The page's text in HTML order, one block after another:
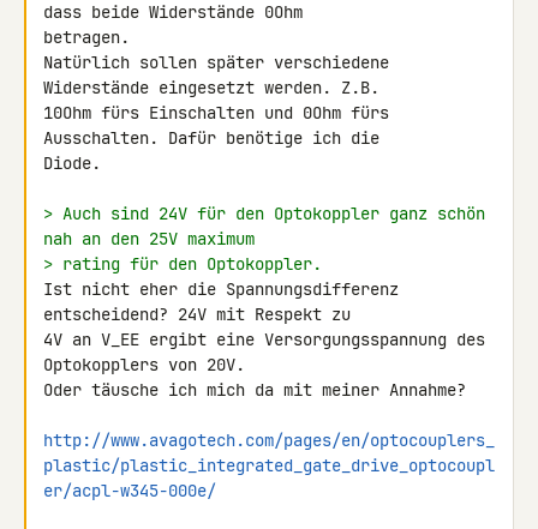
dass beide Widerstände 0Ohm
betragen.
Natürlich sollen später verschiedene
Widerstände eingesetzt werden. Z.B.
10Ohm fürs Einschalten und 0Ohm fürs
Ausschalten. Dafür benötige ich die
Diode.
> Auch sind 24V für den Optokoppler ganz schön
nah an den 25V maximum
> rating für den Optokoppler.
Ist nicht eher die Spannungsdifferenz
entscheidend? 24V mit Respekt zu
4V an V_EE ergibt eine Versorgungsspannung des
Optokopplers von 20V.
Oder täusche ich mich da mit meiner Annahme?
http://www.avagotech.com/pages/en/optocouplers_
plastic/plastic_integrated_gate_drive_optocoupl
er/acpl-w345-000e/